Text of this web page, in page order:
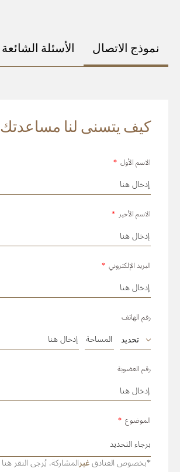
نموذج الاتصال الأسئلة الشائعة
كيف يتسنى لنا مساعدتك
الاسم الأول *
الاسم الأخير *
البريد الإلكتروني *
رقم الهاتف
تحديد
رقم العضوية
الموضوع *
*بخصوص الفنادقغيرالمشاركة، يُرجى النقر هنا